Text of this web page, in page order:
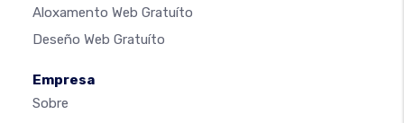
Aloxamento Web Gratuíto
Deseño Web Gratuíto
Empresa
Sobre